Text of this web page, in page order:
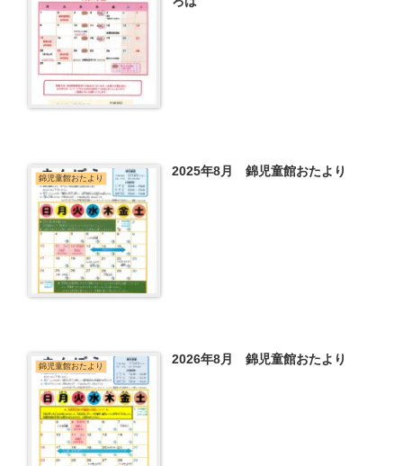
錦児童館おたより 2025年8月 錦児童館おたより
錦児童館おたより 2026年8月 錦児童館おたより